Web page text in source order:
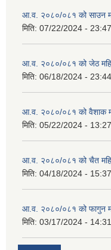
आ.व. २०८०/०८१ को साउन
मिति: 07/22/2024 - 23:47
आ.व. २०८०/०८१ को जेठ
मिति: 06/18/2024 - 23:44
आ.व. २०८०/०८१ को वैशाक
मिति: 05/22/2024 - 13:27
आ.व. २०८०/०८१ को चैत
मिति: 04/18/2024 - 15:37
आ.व. २०८०/०८१ को फागुन
मिति: 03/17/2024 - 14:31